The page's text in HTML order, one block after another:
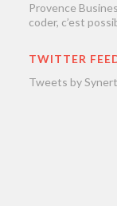
Provence
coder, c’est
TWITTER
Tweets by